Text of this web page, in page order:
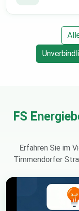
FS
Erfahren Sie im
Timmendorfer